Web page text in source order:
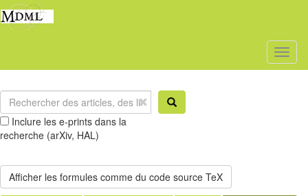
Inclure les e-prints dans la
recherche (arXiv, HAL)